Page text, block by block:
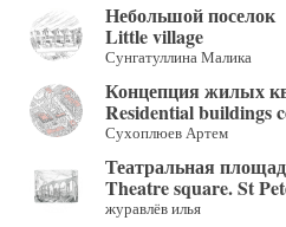
Небольшой поселок
Little village
Сунгатуллина Малика
Концепция жилых
Residential buildings
Сухоплюев Артем
Театральная
Theatre square. St
журавлёв илья